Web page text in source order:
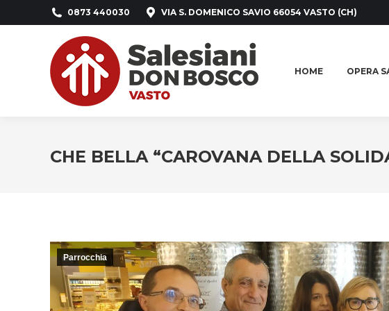
0873 440030 VIA S. DOMENICO SAVIO 66054 VASTO (CH)
HOME OPERA
CHE BELLA “CAROVANA DELLA
Parrocchia